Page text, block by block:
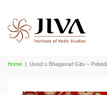
Home | Uvod u Bhagavad Gitu –